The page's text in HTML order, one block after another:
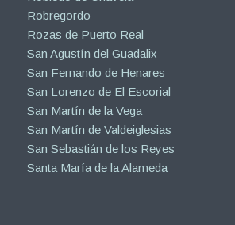
Robregordo
Rozas de Puerto Real
San Agustín del Guadalix
San Fernando de Henares
San Lorenzo de El Escorial
San Martín de la Vega
San Martín de Valdeiglesias
San Sebastián de los Reyes
Santa María de la Alameda